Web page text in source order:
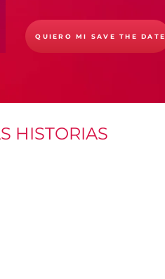
QUIERO MI SAVE THE DATE
HISTORIAS